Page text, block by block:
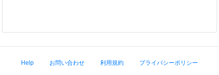
Help お問い合わせ 利用規約 プライバシーポリシー